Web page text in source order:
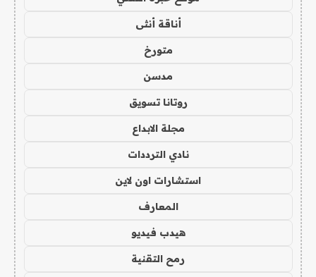
أناقة أنثى
متورخ
مدسن
روتانا تسويق
مجلة الابداع
نادي الترددات
استشارات اون لاين
المعارف
هيدب فيديو
رمح التقنية